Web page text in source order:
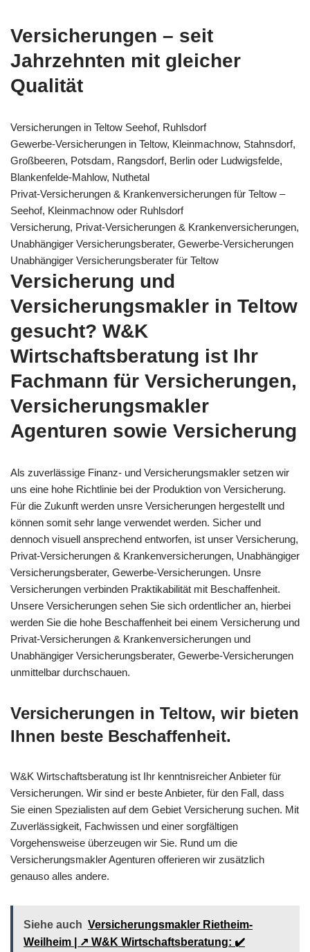
Versicherungen – seit
Jahrzehnten mit gleicher
Qualität
Versicherungen in Teltow Seehof, Ruhlsdorf
Gewerbe-Versicherungen in Teltow, Kleinmachnow, Stahnsdorf,
Großbeeren, Potsdam, Rangsdorf, Berlin oder Ludwigsfelde,
Blankenfelde-Mahlow, Nuthetal
Privat-Versicherungen & Krankenversicherungen für Teltow –
Seehof, Kleinmachnow oder Ruhlsdorf
Versicherung, Privat-Versicherungen & Krankenversicherungen,
Unabhängiger Versicherungsberater, Gewerbe-Versicherungen
Unabhängiger Versicherungsberater für Teltow
Versicherung und
Versicherungsmakler in Teltow
gesucht? W&K
Wirtschaftsberatung ist Ihr
Fachmann für Versicherungen,
Versicherungsmakler
Agenturen sowie Versicherung
Als zuverlässige Finanz- und Versicherungsmakler setzen wir
uns eine hohe Richtlinie bei der Produktion von Versicherung.
Für die Zukunft werden unsre Versicherungen hergestellt und
können somit sehr lange verwendet werden. Sicher und
dennoch visuell ansprechend entworfen, ist unser Versicherung,
Privat-Versicherungen & Krankenversicherungen, Unabhängiger
Versicherungsberater, Gewerbe-Versicherungen. Unsre
Versicherungen verbinden Praktikabilität mit Beschaffenheit.
Unsere Versicherungen sehen Sie sich ordentlicher an, hierbei
werden Sie die hohe Beschaffenheit bei einem Versicherung und
Privat-Versicherungen & Krankenversicherungen und
Unabhängiger Versicherungsberater, Gewerbe-Versicherungen
unmittelbar durchschauen.
Versicherungen in Teltow, wir bieten
Ihnen beste Beschaffenheit.
W&K Wirtschaftsberatung ist Ihr kenntnisreicher Anbieter für
Versicherungen. Wir sind er beste Anbieter, für den Fall, dass
Sie einen Spezialisten auf dem Gebiet Versicherung suchen. Mit
Zuverlässigkeit, Fachwissen und einer sorgfältigen
Vorgehensweise überzeugen wir Sie. Rund um die
Versicherungsmakler Agenturen offerieren wir zusätzlich
genauso alles andere.
Siehe auch Versicherungsmakler Rietheim-
Weilheim | ↗️ W&K Wirtschaftsberatung: ✔️